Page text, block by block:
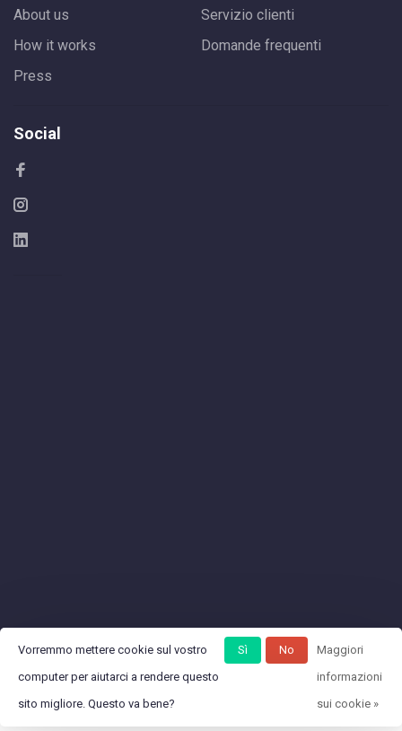
About us
How it works
Press
Servizio clienti
Domande frequenti
Social
© Copyright 2026 12Linkme
Vorremmo mettere cookie sul vostro
computer per aiutarci a rendere questo
sito migliore. Questo va bene?
Sì No
Maggiori
informazioni
sui cookie »